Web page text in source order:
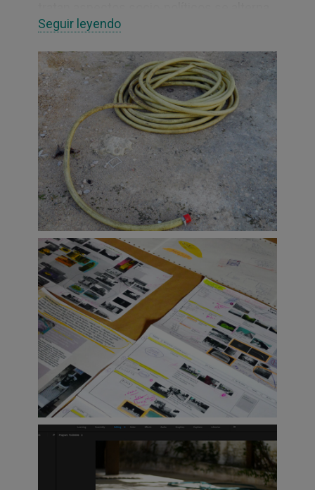
con la ligereza para reconfigurar formas de
atenta convierte a los cosas en sujetos
que se resisten a la objetualización.
Este proyecto es una continuación de la
investigación que la artista desarrolla
sobre la escritora brasileña Clarice
Lispector, que creció en esa zona de
Brasil. Esta obra se aproxima a las crónicas
que Lispector escribió para varios
periódicos. Las crónicas de Lispector,
escasamente estudiadas, subvierten lo
que se espera de este género. No se trata
de narraciones convencionales de
eventos sino que en estas crónicas, la
escritora y el mundo exterior están en
estrecho contacto redefiniéndose en este
encuentro. A partir de esto, esta pieza
audiovisual trata de generar una
experiencia más profunda de estar en el
mundo y de tomar conciencia de ese estar,
cuestionando la idea de una realidad
pasiva y disponible.
Esta pieza explora y trata de expandir el
lenguaje de las imágenes en movimiento,
en un esfuerzo de resistir las normas y las
prácticas cinematográficas establecidas.
El resultado de este proyecto será una
pieza de video monocanal y también una
Seguir leyendo